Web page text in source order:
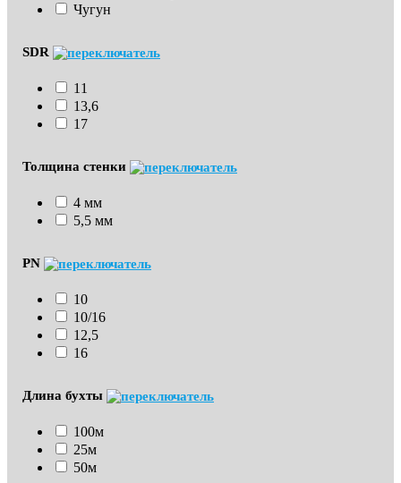
Чугун
SDR
11
13,6
17
Толщина стенки
4 мм
5,5 мм
PN
10
10/16
12,5
16
Длина бухты
100м
25м
50м